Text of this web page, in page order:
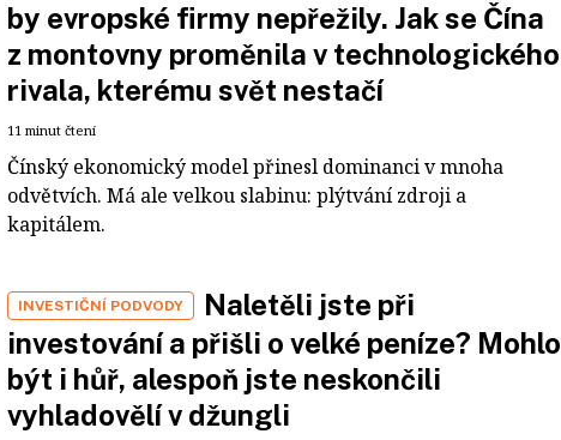
by evropské firmy nepřežily. Jak se Čína
z montovny proměnila v technologického
rivala, kterému svět nestačí
11 minut čtení
Čínský ekonomický model přinesl dominanci v mnoha
odvětvích. Má ale velkou slabinu: plýtvání zdroji a
kapitálem.
INVESTIČNÍ PODVODY
Naletěli jste při
investování a přišli o velké peníze? Mohlo
být i hůř, alespoň jste neskončili
vyhladovělí v džungli